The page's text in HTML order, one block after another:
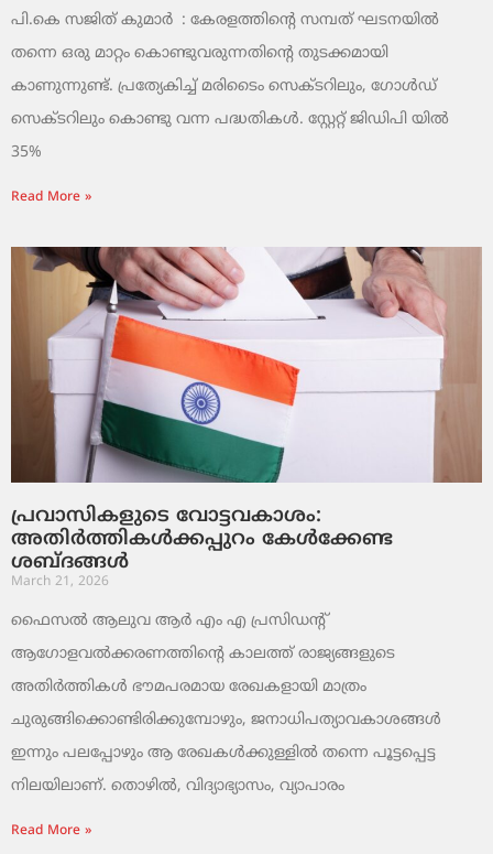
പി.കെ സജിത് കുമാര്‍ : കേരളത്തിന്റെ സമ്പത് ഘടനയിൽ
തന്നെ ഒരു മാറ്റം കൊണ്ടുവരുന്നതിന്റെ തുടക്കമായി
കാണുന്നുണ്ട്. പ്രത്യേകിച്ച് മരിടൈം സെക്ടറിലും, ഗോൾഡ്
സെക്ടറിലും കൊണ്ടു വന്ന പദ്ധതികൾ. സ്റ്റേറ്റ് ജിഡിപി യിൽ
35%
Read More »
പ്രവാസികളുടെ വോട്ടവകാശം:
അതിർത്തികൾക്കപ്പുറം കേൾക്കേണ്ട
ശബ്ദങ്ങൾ
March 21, 2026
ഫൈസൽ ആലുവ ആർ എം എ പ്രസിഡന്റ്
ആഗോളവൽക്കരണത്തിന്റെ കാലത്ത് രാജ്യങ്ങളുടെ
അതിർത്തികൾ ഭൗമപരമായ രേഖകളായി മാത്രം
ചുരുങ്ങിക്കൊണ്ടിരിക്കുമ്പോഴും, ജനാധിപത്യാവകാശങ്ങൾ
ഇന്നും പലപ്പോഴും ആ രേഖകൾക്കുള്ളിൽ തന്നെ പൂട്ടപ്പെട്ട
നിലയിലാണ്. തൊഴിൽ, വിദ്യാഭ്യാസം, വ്യാപാരം
Read More »